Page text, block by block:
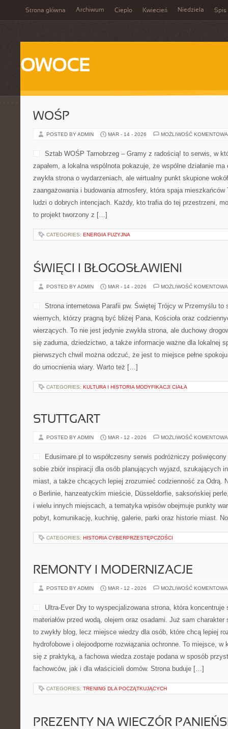
Strona główna Archiwum Ciepło Kwiecień Niedziela Spis
OWOCE
WOŚP
POSTED BY ADMIN MAR - 14 - 2026 MOŻLIWOŚĆ
Sztab WOŚP Tarnobrzeg – Gramy z radością! to serwis, w
zapałem, a lokalna wspólnota pokazuje, że wspólne działanie
zwykła strona o wydarzeniach, ale wirtualny punkt skupione
zaangażowania i budowania atmosfery, która spaja
ludzi o dobrych intencjach. Każdy, kto trafia do tej przestrzeni,
to projekt tworzony z […]
CATEGORIES: ENERGIA FUZYJNA
ŚWIĘCI I BŁOGOSŁAWIENI
POSTED BY ADMIN MAR - 14 - 2026 MOŻLIWOŚĆ
Strona internetowa Parafii pw. Świętej Trójcy w Przemyślu to
wiernych, którzy pragną być bliżej Pana, Kościoła oraz
wierzących. To nie jest jedynie zwykła strona, ale duchowy
się zaduma, dziedzictwo, a także informacje ważne dla lokalnej
pierwszych chwil można odczuć, że jest to miejsce pełne
do umocnienia wiary. Warto też […]
CATEGORIES: KULTURA I HISTORIA MODYFIKACJI CIAŁA
STUTTGART
POSTED BY ADMIN MAR - 12 - 2026 MOŻLIWOŚĆ
Edusimare.pl to współczesny serwis podróżniczy
sobie zbiór inspiracji dla osób planujących wyjazd, szukających
miast, a także chcących lepiej zrozumieć codzienność za Odrą.
o Berlinie, hanzeatyckim mieście, Düsseldorfie, saksońskiej
i wielu innych miejscach, a tematyka wpisów obejmuje punkty
pobyt, komunikację, kuchnię, galerie, parki oraz historie miast.
CATEGORIES: HISTORIA CYBERPRZESTĘPCZOŚCI
REMONTY I MODERNIZACJE
POSTED BY ADMIN MAR - 12 - 2026 MOŻLIWOŚĆ
Ultra-Ever Dry to wyspecjalizowana strona, która koncentruje
materiałów przed wodą, olejem oraz osadami. Już sam
to zwykły blog, lecz miejsce wiedzy dla osób, które chcą lepiej
hydrofobowe i olejoodporne rozwiązania ochronne. To miejsce, w
się z praktyką, a fachowa wiedza zostaje podana w sposób
fachowców, jak i dla właścicieli domów. Strona buduje […]
CATEGORIES: TRENING DLA POCZĄTKUJĄCYCH
PREZENTY NA WIECZÓR